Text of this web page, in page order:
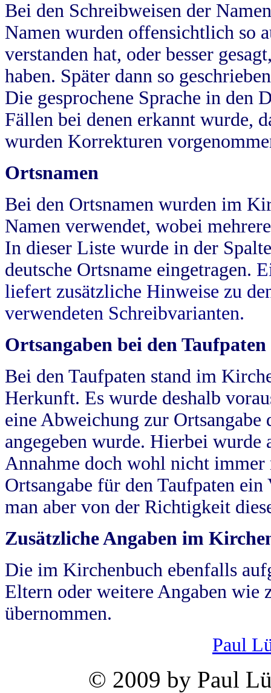
Bei den Schreibweisen der
Namen wurden offensichtlich so
verstanden hat, oder besser
haben. Später dann so
Die gesprochene Sprache in
Fällen bei denen erkannt wurde,
wurden Korrekturen
Ortsnamen
Bei den Ortsnamen wurden im
Namen verwendet, wobei
In dieser Liste wurde in der
deutsche Ortsname eingetragen.
liefert zusätzliche Hinweise zu
verwendeten Schreibvarianten.
Ortsangaben bei den Taufpaten
Bei den Taufpaten stand im
Herkunft. Es wurde deshalb
eine Abweichung zur
angegeben wurde. Hierbei wurde
Annahme doch wohl nicht
Ortsangabe für den Taufpaten
man aber von der Richtigkeit
Zusätzliche Angaben im
Die im Kirchenbuch ebenfalls
Eltern oder weitere Angaben wie
übernommen.
Paul
© 2009 by Paul